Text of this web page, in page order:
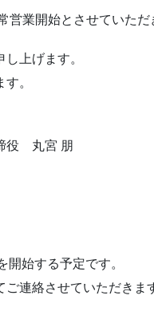
営業開始とさせていただ
上げます。
。
役 丸宮 朋
始する予定です。
連絡させていただきま